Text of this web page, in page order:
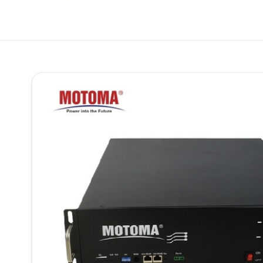
НАС